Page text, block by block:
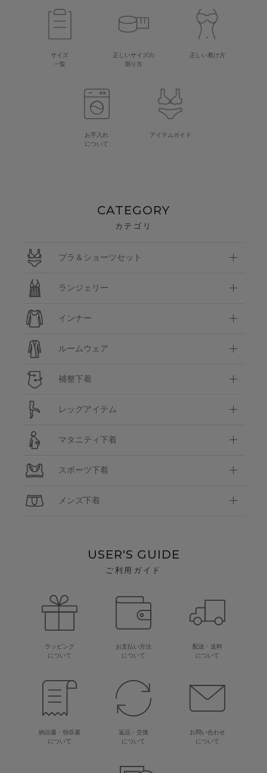
サイズ
一覧
正しいサイズの
測り方
正しい着け方
お手入れ
について
アイテムガイド
CATEGORY
カテゴリ
ブラ＆ショーツセット
ランジェリー
インナー
ルームウェア
補整下着
レッグアイテム
マタニティ下着
スポーツ下着
メンズ下着
USER'S GUIDE
ご利用ガイド
ラッピング
について
お支払い方法
について
配送・送料
について
納品書・領収書
について
返品・交換
について
お問い合わせ
について